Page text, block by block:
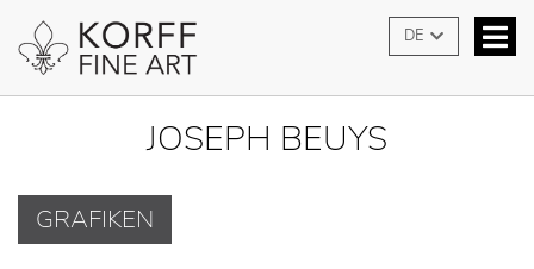
DE
JOSEPH BEUYS
GRAFIKEN